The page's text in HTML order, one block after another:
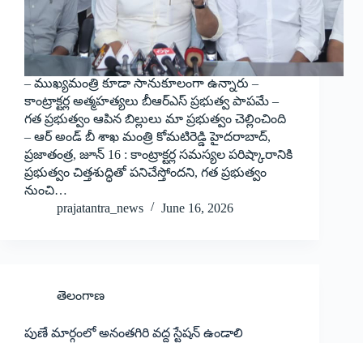
– ముఖ్యమంత్రి కూడా సానుకూలంగా ఉన్నారు –
కాంట్రాక్టర్ల అత్మహత్యలు బీఆర్ఎస్ ప్రభుత్వ పాపమే –
గత ప్రభుత్వం ఆపిన బిల్లులు మా ప్రభుత్వం చెల్లించింది
– ఆర్ అండ్ బీ శాఖ మంత్రి కోమటిరెడ్డి హైదరాబాద్,
ప్రజాతంత్ర, జూన్ 16 : కాంట్రాక్టర్ల సమస్యల పరిష్కారానికి
ప్రభుత్వం చిత్తశుద్ధితో పనిచేస్తోందని, గత ప్రభుత్వం
నుంచి…
prajatantra_news
June 16, 2026
తెలంగాణ
పుణే మార్గంలో అనంతగిరి వద్ద స్టేషన్ ఉండాలి